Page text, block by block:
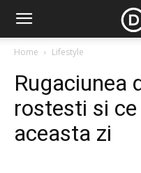
Home Lifestyle
Rugaciunea
rostesti si
aceasta zi